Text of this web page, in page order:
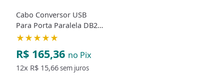
Cabo Conversor USB
Para Porta Paralela DB25
- FEMEA
★★★★★
R$ 165,36 no Pix
12x R$ 15,66sem juros